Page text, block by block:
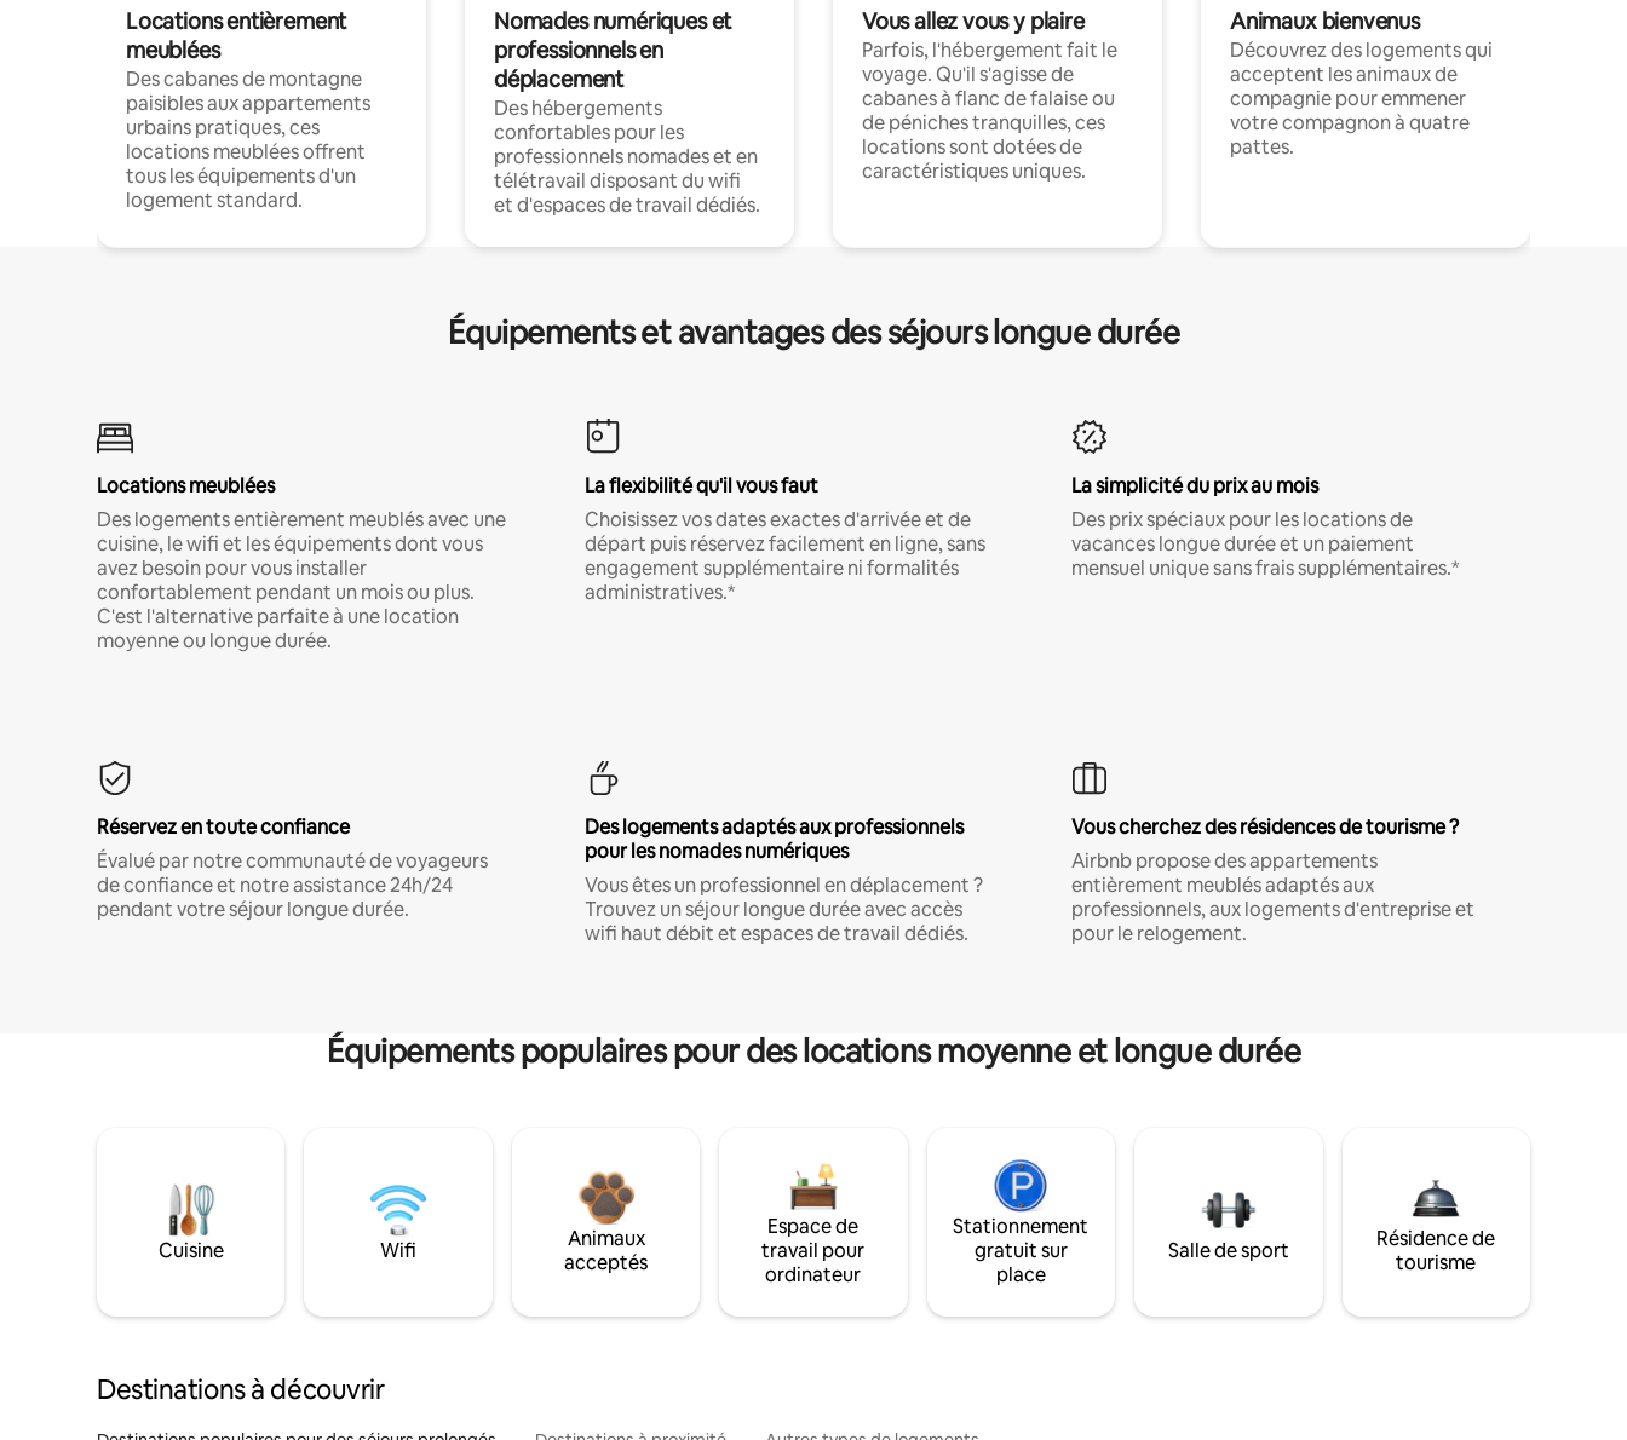
Locations entièrement
meublées
Des cabanes de montagne
paisibles aux appartements
urbains pratiques, ces
locations meublées offrent
tous les équipements d'un
logement standard.
Nomades numériques et
professionnels en
déplacement
Des hébergements
confortables pour les
professionnels nomades et en
télétravail disposant du wifi
et d'espaces de travail dédiés.
Vous allez vous y plaire
Parfois, l'hébergement fait le
voyage. Qu'il s'agisse de
cabanes à flanc de falaise ou
de péniches tranquilles, ces
locations sont dotées de
caractéristiques uniques.
Animaux bienvenus
Découvrez des logements qui
acceptent les animaux de
compagnie pour emmener
votre compagnon à quatre
pattes.
Équipements et avantages des séjours longue durée
Locations meublées
Des logements entièrement meublés avec une
cuisine, le wifi et les équipements dont vous
avez besoin pour vous installer
confortablement pendant un mois ou plus.
C'est l'alternative parfaite à une location
moyenne ou longue durée.
La flexibilité qu'il vous faut
Choisissez vos dates exactes d'arrivée et de
départ puis réservez facilement en ligne, sans
engagement supplémentaire ni formalités
administratives.*
La simplicité du prix au mois
Des prix spéciaux pour les locations de
vacances longue durée et un paiement
mensuel unique sans frais supplémentaires.*
Réservez en toute confiance
Évalué par notre communauté de voyageurs
de confiance et notre assistance 24h/24
pendant votre séjour longue durée.
Des logements adaptés aux professionnels
pour les nomades numériques
Vous êtes un professionnel en déplacement ?
Trouvez un séjour longue durée avec accès
wifi haut débit et espaces de travail dédiés.
Vous cherchez des résidences de tourisme ?
Airbnb propose des appartements
entièrement meublés adaptés aux
professionnels, aux logements d'entreprise et
pour le relogement.
Équipements populaires pour des locations moyenne et longue durée
Cuisine Wifi
Animaux
acceptés
Espace de
travail pour
ordinateur
Stationnement
gratuit sur
place
Salle de sport
Résidence de
tourisme
Destinations à découvrir